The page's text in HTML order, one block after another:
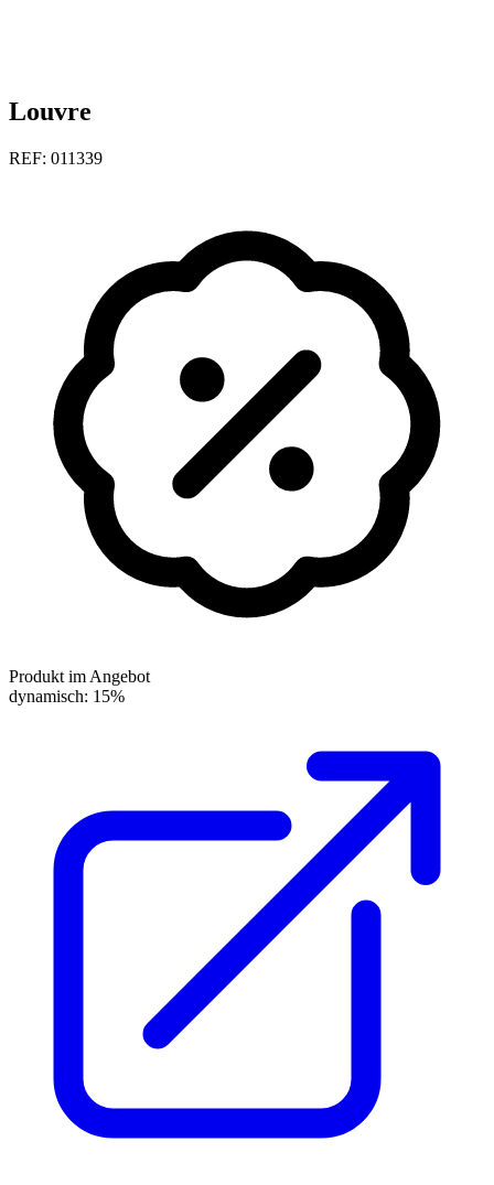
Louvre
REF: 011339
Produkt im Angebot
dynamisch: 15%